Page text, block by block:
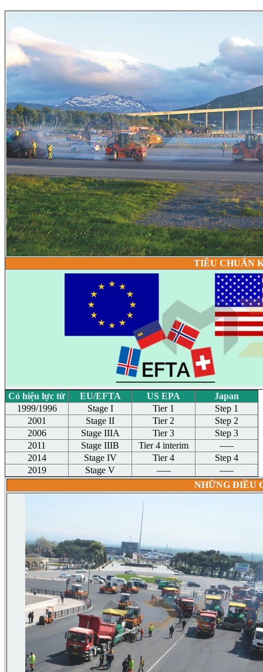
TIÊU CHUẨN
Có hiệu lực từ EU/EFTA US EPA
Japan
1999/1996
Stage I Tier 1
Step 1
2001
Stage II Tier 2
Step 2
2006
Stage IIIA Tier 3
Step 3
2011
Stage IIIB Tier 4 interim
–––
2014
Stage IV Tier 4
Step 4
2019
Stage V –––
–––
NHỮNG ĐIỀU